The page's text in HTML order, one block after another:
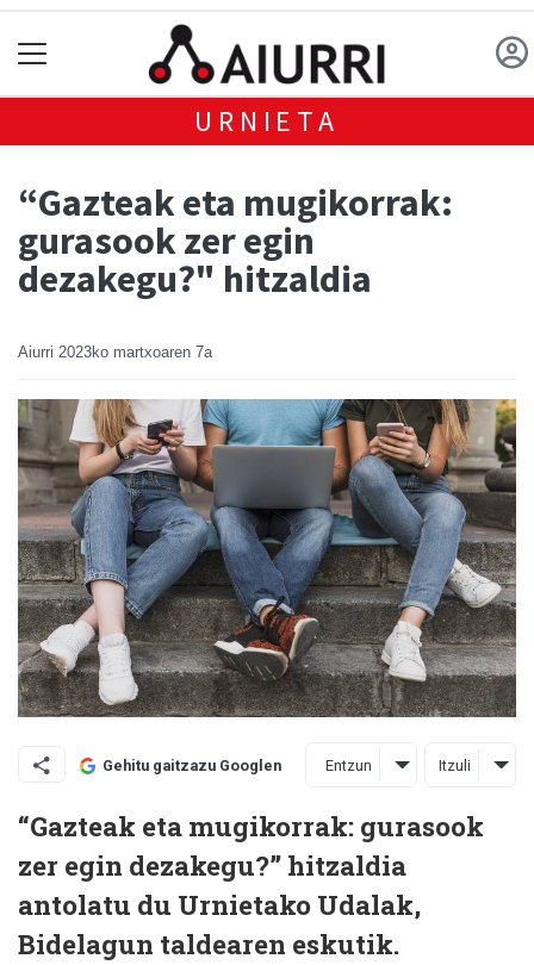
URNIETA
“Gazteak eta mugikorrak:
gurasook zer egin
dezakegu?" hitzaldia
Aiurri 2023ko martxoaren 7a
Gehitu gaitzazu Googlen Entzun Itzuli
“Gazteak eta mugikorrak: gurasook
zer egin dezakegu?” hitzaldia
antolatu du Urnietako Udalak,
Bidelagun taldearen eskutik.